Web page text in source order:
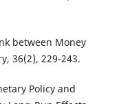
between Money
36(2), 229-243.
Policy and